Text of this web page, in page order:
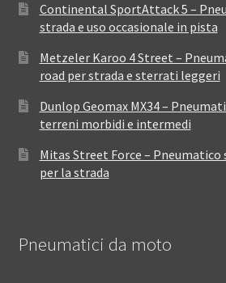
Continental SportAttack 5 –
strada e uso occasionale in pista
Metzeler Karoo 4 Street –
road per strada e sterrati leggeri
Dunlop Geomax MX34 –
terreni morbidi e intermedi
Mitas Street Force –
per la strada
Pneumatici da moto